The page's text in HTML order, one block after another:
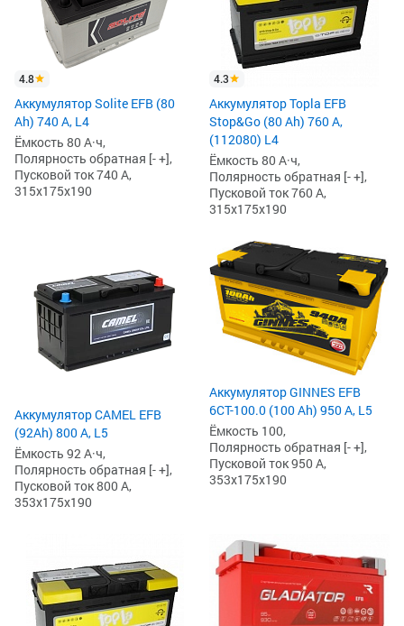
4.8
Аккумулятор Solite EFB (80
Ah) 740 А, L4
Ёмкость 80 А·ч,
Полярность обратная [- +],
Пусковой ток 740 А,
315x175x190
4.3
Аккумулятор Topla EFB
Stop&Go (80 Ah) 760 А,
(112080) L4
Ёмкость 80 А·ч,
Полярность обратная [- +],
Пусковой ток 760 А,
315x175x190
Аккумулятор CAMEL EFB
(92Ah) 800 А, L5
Ёмкость 92 А·ч,
Полярность обратная [- +],
Пусковой ток 800 А,
353x175x190
Аккумулятор GINNES EFB
6СТ-100.0 (100 Ah) 950 А, L5
Ёмкость 100,
Полярность обратная [- +],
Пусковой ток 950 А,
353x175x190